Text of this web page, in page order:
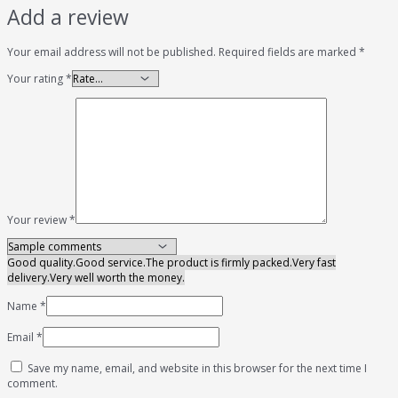
Add a review
Your email address will not be published. Required fields are marked *
Your rating*
Your review*
Good quality.Good service.The product is firmly packed.Very fast
delivery.Very well worth the money.
Name *
Email *
Save my name, email, and website in this browser for the next time I
comment.